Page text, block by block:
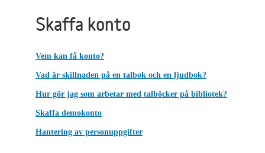
Skaffa konto
Vem kan få konto?
Vad är skillnaden på en talbok och en ljudbok?
Hur gör jag som arbetar med talböcker på bibliotek?
Skaffa demokonto
Hantering av personuppgifter